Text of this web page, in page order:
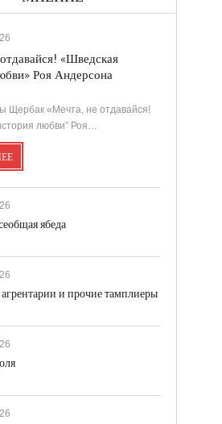
«Шведская
Роя Андерсона
Щербак «Мечта, не отдавайся!
любви” Роя…
ябеда
и прочие тамплиеры